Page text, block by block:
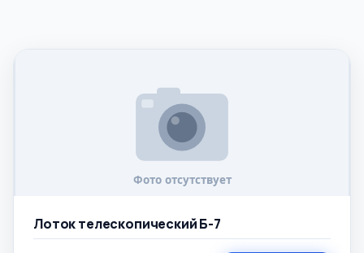
Лоток телескопический Б-7